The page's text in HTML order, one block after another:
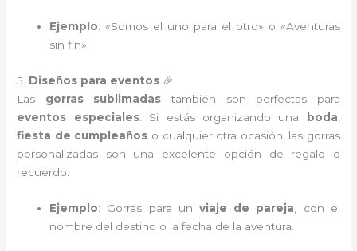
Ejemplo: «Somos el uno para el otro» o «Aventuras
sin fin».
5. Diseños para eventos 🎉
Las gorras sublimadas también son perfectas para
eventos especiales. Si estás organizando una boda
fiesta de cumpleaños o cualquier otra ocasión, las gorras
personalizadas son una excelente opción de regalo o
recuerdo.
Ejemplo: Gorras para unviaje de pareja , con el
nombre del destino o la fecha de la aventura.